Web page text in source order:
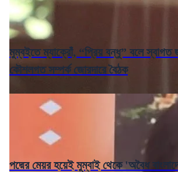
মুম্বইতে ম্যাক্রোঁ, “প্রিয় বন্ধু” বলে স্বাগত
কৌশলগত সম্পর্ক জোরদারে বৈঠক
পদ্মের মেয়র হয়েই মুম্বাই থেকে 'অবৈধ